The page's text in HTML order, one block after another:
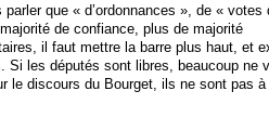
que « d’ordonnances », de « votes
de confiance, plus de majorité
il faut mettre la barre plus haut, et
Si les députés sont libres, beaucoup ne
discours du Bourget, ils ne sont pas à